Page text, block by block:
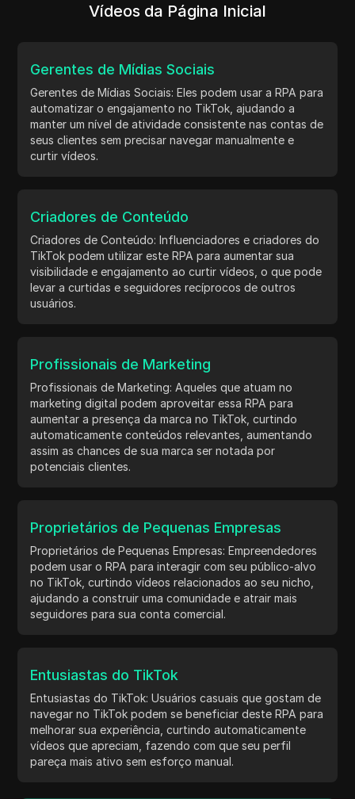
Vídeos da Página Inicial
Gerentes de Mídias Sociais
Gerentes de Mídias Sociais: Eles podem usar a RPA para
automatizar o engajamento no TikTok, ajudando a
manter um nível de atividade consistente nas contas de
seus clientes sem precisar navegar manualmente e
curtir vídeos.
Criadores de Conteúdo
Criadores de Conteúdo: Influenciadores e criadores do
TikTok podem utilizar este RPA para aumentar sua
visibilidade e engajamento ao curtir vídeos, o que pode
levar a curtidas e seguidores recíprocos de outros
usuários.
Profissionais de Marketing
Profissionais de Marketing: Aqueles que atuam no
marketing digital podem aproveitar essa RPA para
aumentar a presença da marca no TikTok, curtindo
automaticamente conteúdos relevantes, aumentando
assim as chances de sua marca ser notada por
potenciais clientes.
Proprietários de Pequenas Empresas
Proprietários de Pequenas Empresas: Empreendedores
podem usar o RPA para interagir com seu público-alvo
no TikTok, curtindo vídeos relacionados ao seu nicho,
ajudando a construir uma comunidade e atrair mais
seguidores para sua conta comercial.
Entusiastas do TikTok
Entusiastas do TikTok: Usuários casuais que gostam de
navegar no TikTok podem se beneficiar deste RPA para
melhorar sua experiência, curtindo automaticamente
vídeos que apreciam, fazendo com que seu perfil
pareça mais ativo sem esforço manual.